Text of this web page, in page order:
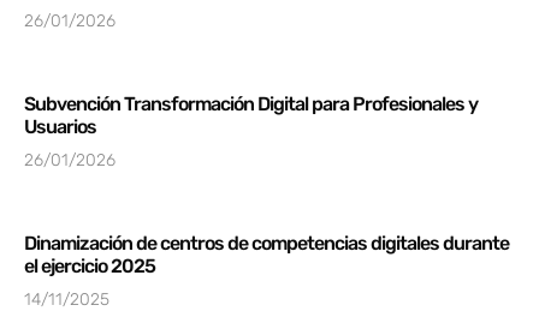
26/01/2026
Subvención Transformación Digital para Profesionales y
Usuarios
26/01/2026
Dinamización de centros de competencias digitales durante
el ejercicio 2025
14/11/2025